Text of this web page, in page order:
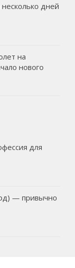
дней
на
нового
для
— привычно